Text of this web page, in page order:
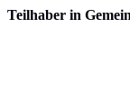
Teilhaber in